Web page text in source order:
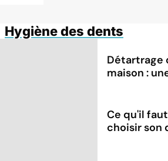
Hygiène des dents
Détartrage
maison :
Ce qu'il
choisir son